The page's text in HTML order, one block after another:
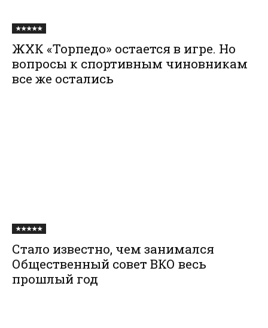
★★★★★
ЖХК «Торпедо» остается в игре. Но
вопросы к спортивным чиновникам
все же остались
★★★★★
Стало известно, чем занимался
Общественный совет ВКО весь
прошлый год